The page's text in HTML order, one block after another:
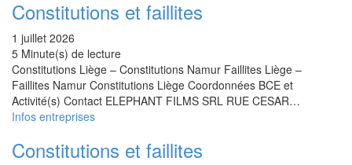
Constitutions et faillites
1 juillet 2026
5 Minute(s) de lecture
Constitutions Liège – Constitutions Namur Faillites Liège –
Faillites Namur Constitutions Liège Coordonnées BCE et
Activité(s) Contact ELEPHANT FILMS SRL RUE CESAR…
Infos entreprises
Constitutions et faillites